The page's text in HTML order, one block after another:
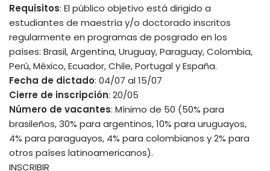
Requisitos: El público objetivo está dirigido a
estudiantes de maestría y/o doctorado inscritos
regularmente en programas de posgrado en los
países: Brasil, Argentina, Uruguay, Paraguay, Colombia,
Perú, México, Ecuador, Chile, Portugal y España.
Fecha de dictado: 04/07 al 15/07
Cierre de inscripción: 20/05
Número de vacantes: Mínimo de 50 (50% para
brasileños, 30% para argentinos, 10% para uruguayos,
4% para paraguayos, 4% para colombianos y 2% para
otros países latinoamericanos).
INSCRIBIR